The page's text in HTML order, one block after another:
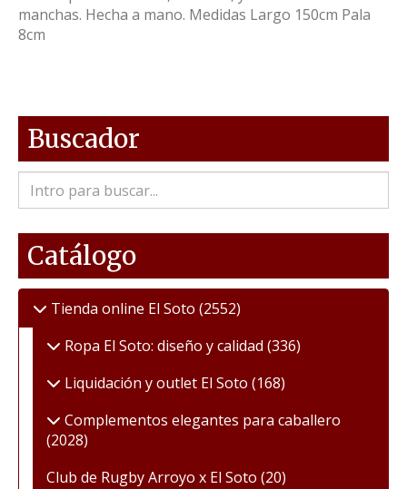
manchas. Hecha a mano. Medidas Largo 150cm Pala
8cm
Buscador
Catálogo
Tienda online El Soto (2552)
Ropa El Soto: diseño y calidad (336)
Liquidación y outlet El Soto (168)
Complementos elegantes para caballero
(2028)
Club de Rugby Arroyo x El Soto (20)